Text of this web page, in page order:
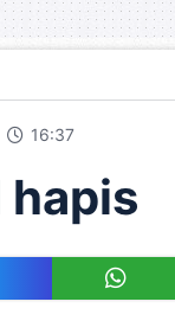
16:37
hapis